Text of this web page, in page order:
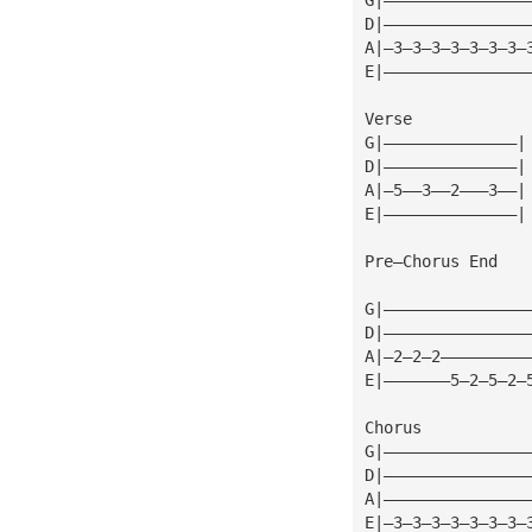
Verse
G|——————————————|
D|——————————————|
A|—5——3——2———3——|
E|——————————————|
Pre—Chorus End
Chorus